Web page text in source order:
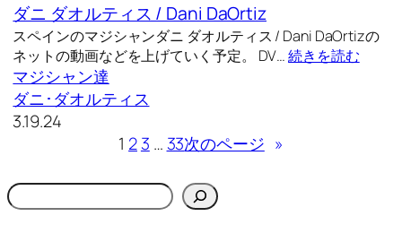
ダニ ダオルティス / Dani DaOrtiz
スペインのマジシャンダニ ダオルティス / Dani DaOrtizの
ネットの動画などを上げていく予定。 DV…続きを読む
マジシャン達
ダニ･ダオルティス
3.19.24
1 23 … 33次のページ »
検
索